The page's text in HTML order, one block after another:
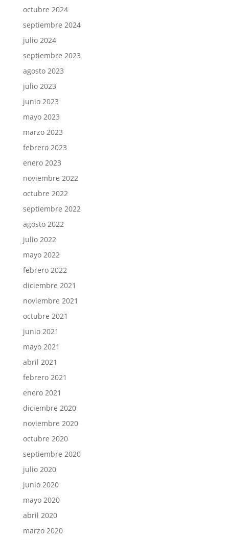
octubre 2024
septiembre 2024
julio 2024
septiembre 2023
agosto 2023
julio 2023
junio 2023
mayo 2023
marzo 2023
febrero 2023
enero 2023
noviembre 2022
octubre 2022
septiembre 2022
agosto 2022
julio 2022
mayo 2022
febrero 2022
diciembre 2021
noviembre 2021
octubre 2021
junio 2021
mayo 2021
abril 2021
febrero 2021
enero 2021
diciembre 2020
noviembre 2020
octubre 2020
septiembre 2020
julio 2020
junio 2020
mayo 2020
abril 2020
marzo 2020